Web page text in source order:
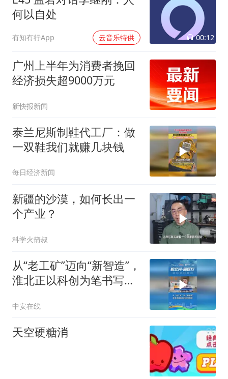
何以自处
有知有行App 云音乐特供 00:12
广州上半年为消费者挽回
经济损失超9000万元
新快报新闻
泰兰尼斯制鞋代工厂：做
一双鞋我们就赚几块钱
每日经济新闻
新疆的沙漠，如何长出一
个产业？
科学火箭叔
从“老工矿”迈向“新智造”，
淮北正以科创为笔书写资
中安在线
天空硬糖消